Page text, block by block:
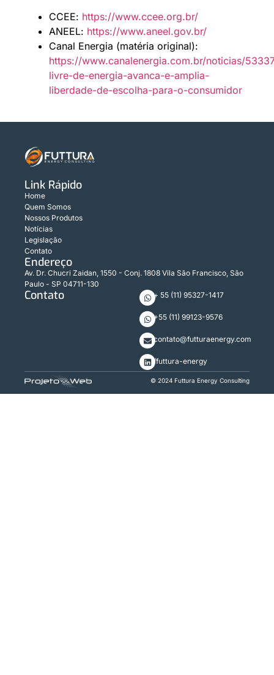
CCEE: https://www.ccee.org.br/
ANEEL: https://www.aneel.gov.br/
Canal Energia (matéria original):
https://www.canalenergia.com.br/noticias/
livre-de-energia-avanca-e-amplia-
liberdade-de-escolha-para-o-consumidor
Link Rápido
Home
Quem Somos
Nossos Produtos
Notícias
Legislação
Contato
Endereço
Av. Dr. Chucri Zaidan, 1550 - Conj. 1808 Vila São Francisco, São
Paulo - SP 04711-130
Contato + 55 (11) 95327-1417
+55 (11) 99123-9576
contato@futturaenergy.com
/futtura-energy
© 2024 Futtura Energy Consulting